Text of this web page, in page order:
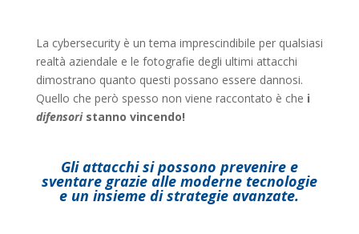
La cybersecurity è un tema imprescindibile per qualsiasi
realtà aziendale e le fotografie degli ultimi attacchi
dimostrano quanto questi possano essere dannosi.
Quello che però spesso non viene raccontato è che i
difensoristanno vincendo!
Gli attacchi si possono prevenire e
sventare grazie alle moderne tecnologie
e un insieme di strategie avanzate.